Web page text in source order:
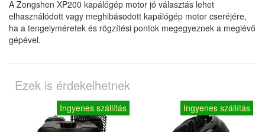
A Zongshen XP200 kapálógép motor jó választás lehet
elhasználódott vagy meghibásodott kapálógép motor cseréjére,
ha a tengelyméretek és rögzítési pontok megegyeznek a meglévő
gépével.
Ezek is érdekelhetnek
Ingyenes szállítás Ingyenes szállítás